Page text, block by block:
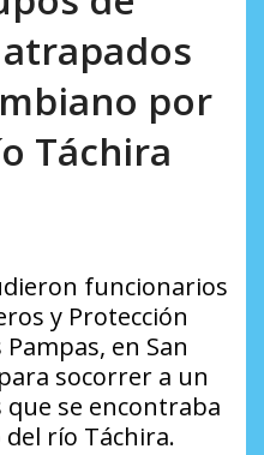
por
Táchira
funcionarios
y Protección
Pampas, en San
socorrer a un
se encontraba
río Táchira.